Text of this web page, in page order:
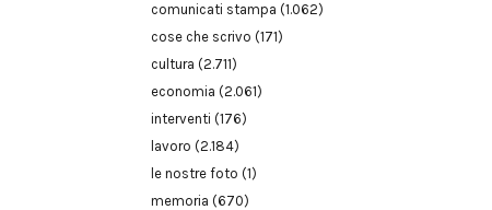
comunicati stampa (1.062)
cose che scrivo (171)
cultura (2.711)
economia (2.061)
interventi (176)
lavoro (2.184)
le nostre foto (1)
memoria (670)